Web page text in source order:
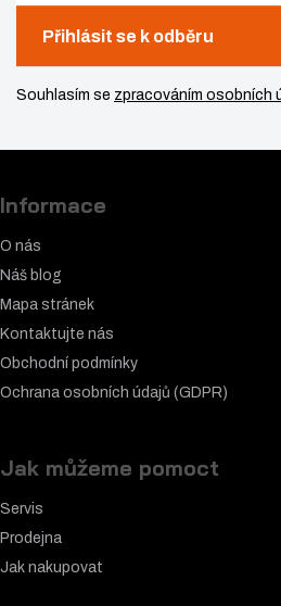
Přihlásit se k odběru
Souhlasím se zpracováním osobních
Informace
O nás
Náš blog
Mapa stránek
Kontaktujte nás
Obchodní podmínky
Ochrana osobních údajů (GDPR)
Jak můžeme pomoct
Servis
Prodejna
Jak nakupovat